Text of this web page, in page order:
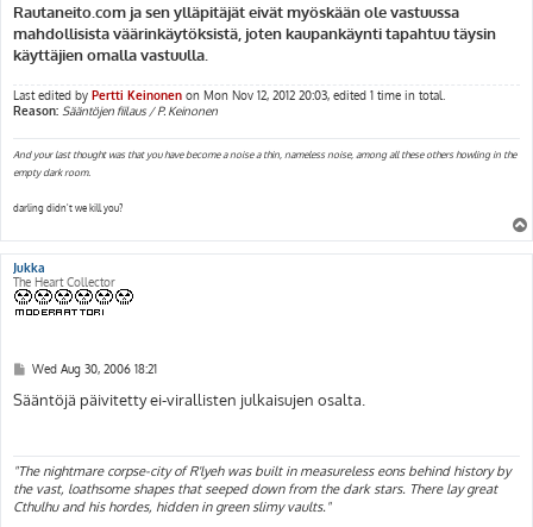
Rautaneito.com ja sen ylläpitäjät eivät myöskään ole vastuussa
mahdollisista väärinkäytöksistä, joten kaupankäynti tapahtuu täysin
käyttäjien omalla vastuulla.
Last edited by Pertti Keinonen on Mon Nov 12, 2012 20:03, edited 1 time in total.
Reason: Sääntöjen fiilaus / P. Keinonen
And your last thought was that you have become a noise a thin, nameless noise, among all these others howling in the
empty dark room.
darling didn't we kill you?
Jukka
The Heart Collector
P
s
t
Wed Aug 30, 2006 18:21
Sääntöjä päivitetty ei-virallisten julkaisujen osalta.
"The nightmare corpse-city of R'lyeh was built in measureless eons behind history by
the vast, loathsome shapes that seeped down from the dark stars. There lay great
Cthulhu and his hordes, hidden in green slimy vaults."